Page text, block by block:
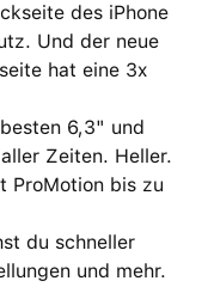
des iPhone
Und der neue
hat eine 3x
6,3" und
Zeiten. Heller.
ProMotion bis zu
du schneller
und mehr.